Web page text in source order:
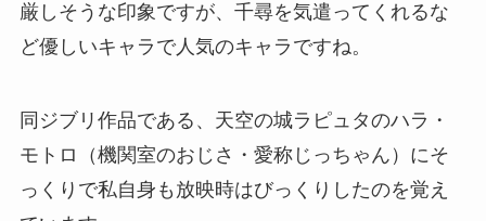
厳しそうな印象ですが、千尋を気遣ってくれるな
ど優しいキャラで人気のキャラですね。
同ジブリ作品である、天空の城ラピュタのハラ・
モトロ（機関室のおじさ・愛称じっちゃん）にそ
っくりで私自身も放映時はびっくりしたのを覚え